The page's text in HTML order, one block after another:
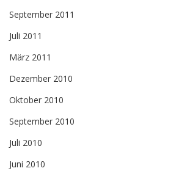
September 2011
Juli 2011
März 2011
Dezember 2010
Oktober 2010
September 2010
Juli 2010
Juni 2010